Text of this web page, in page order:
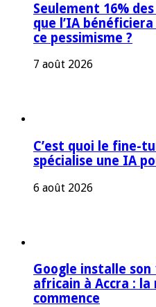
Seulement 16%
que l’IA
ce pessimisme ?
7 août 2026
C’est quoi le fine-
spécialise une IA
6 août 2026
Google installe
africain à Accra : la
commence